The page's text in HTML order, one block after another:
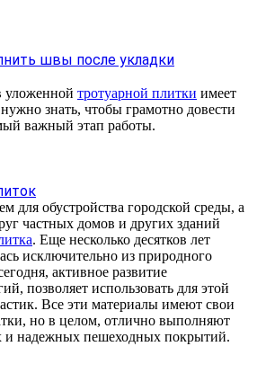
швы после укладки
уложенной тротуарной плитки имеет
знать, чтобы грамотно довести
важный этап работы.
для обустройства городской среды, а
частных домов и других зданий
. Еще несколько десятков лет
исключительно из природного
активное развитие
позволяет использовать для этой
Все эти материалы имеют свои
но в целом, отлично выполняют
и надежных пешеходных покрытий.